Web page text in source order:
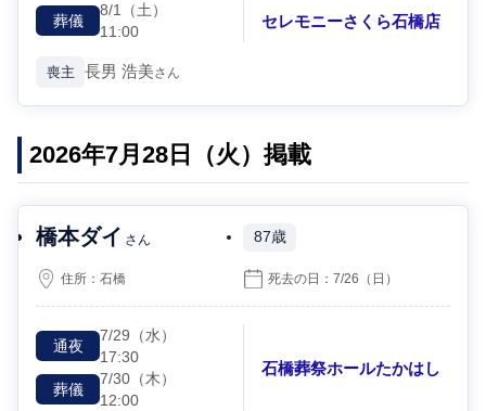
葬儀
8/1 （土）
11:00
セレモニーさくら石橋店
喪主 長男 浩美さん
2026年7月28日（火）掲載
橋本ダイ さん 87歳
住所：石橋 死去の日：7/26 （日）
通夜
7/29 （水）
17:30
葬儀
7/30 （木）
12:00
石橋葬祭ホールたかはし